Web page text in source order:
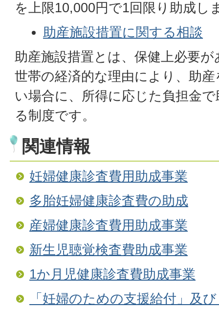
を上限10,000円で1回限り助成し
助産施設措置に関する相談
助産施設措置とは、保健上必要
世帯の経済的な理由により、助
い場合に、所得に応じた負担金
る制度です。
関連情報
妊婦健康診査費用助成事業
多胎妊婦健康診査費の助成
産婦健康診査費用助成事業
新生児聴覚検査費助成事業
1か月児健康診査費助成事業
「妊婦のための支援給付」及